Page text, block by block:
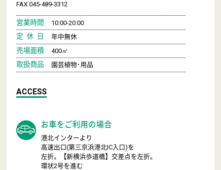
FAX 045-489-3312
営業時間 10:00-20:00
定 休 日 年中無休
売場面積 400㎡
取扱商品 園芸植物･用品
ACCESS
お車をご利用の場合
港北インターより
高速出口(第三京浜港北IC入口)を
左折。【新横浜歩道橋】交差点を左折。
環状2号を進む